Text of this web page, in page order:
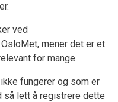
ved
mener det er et
for mange.
fungerer og som er
så lett å registrere dette